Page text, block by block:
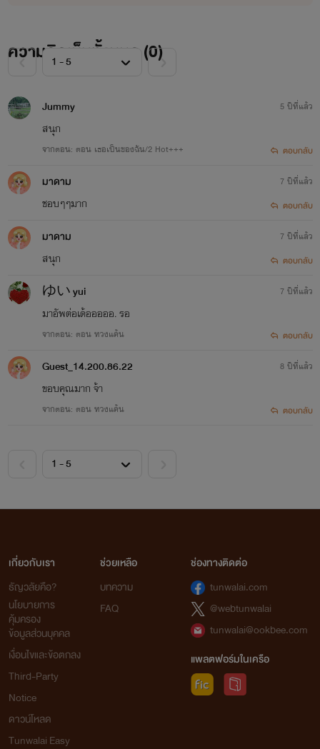
พล่าผลาญกันอย่างที่ไม่มีใคร ยอมให้กันหากใครใจอ่อนให้กับ
ความรักก่อน คือความพ่ายแพ้
พลอตอาจไม่แปลกใหม่ แต่ขอให้อ่านกันก่อนจะตัดสินว่า
สนุกหรือไม่ ***“ไม่ใช่เรื่องบ้าสักนิด แต่มันคือเรื่องจริง”ใบหน้ารก
เรื้อยื่นเข้ามาใกล้ ดวงตาคู่คมจ้องมองหญิงสาว กวาดสายตามอง
เธอด้วยประกายตาที่ทำให้คนถูกมองใจสั่น มือหน้าจับปลายคาง
ไม่ให้เธอหลบ นิ้วโป้งปาดไล้บนริมฝีปากล่างไปมา ก่อนจะยิ้มเย็น
เมื่อเห็นเธอสั่นไปทั้งตัว “เรื่องจริงที่ว่า เธอจะต้องเป็นเมียฉัน
และ...”เขาเน้นเสียง มือหนาเลื่อนไปลงมาตามลำคอ ลูบทรวงอก
อวบอิ่มผะแผ่ว ทำเอาหญิงสาวถดตัวหนี แต่เขากลับตะปบมือลง
ไปเคล้นคลึงแรงกว่าเดิม กระตุกยิ้มร้าย สายตาจดจ้องใบหน้างาม
ที่เริ่มซีดเผือดด้วยความกลัวราวกับกวางน้อยตื่นภัย มือคลายออก
จากทรวงงาม ค่อยๆ ไล้เรื่อยลงมายังหน้าท้องแบนราบ วางมือ
นิ่งอยู่ตรงนั้น ดวงตายังคงจดจ้องใบหน้าของเธอนิ่ง ริมฝีปากแย้ม
กว้างขึ้น หากแววตากลับดุกร้าว“และจะทำให้เธออุ้มท้องลูกของ
หรือจะจับเธอใส่ตะกร้าล้างน้ำให้หายอับอาย” ***
ความคิดเห็นทั้งหมด (0)
Jummy
สนุก
จากตอน: ตอน เธอเป็นของฉัน/2 Hot+++
5 ปีที่แล้ว
ตอบกลับ
มาดาม
ชอบๆๆมาก
7 ปีที่แล้ว
ตอบกลับ
มาดาม
สนุก
7 ปีที่แล้ว
ตอบกลับ
ゆい yui
มาอัพต่อเด้อออออ. รอ
จากตอน: ตอน ทวงแค้น
7 ปีที่แล้ว
ตอบกลับ
Guest_14.200.86.22
ขอบคุณมาก จ้า
จากตอน: ตอน ทวงแค้น
8 ปีที่แล้ว
ตอบกลับ
เกี่ยวกับเรา
ธัญวลัยคือ?
นโยบายการ
คุ้มครอง
ข้อมูลส่วนบุคคล
เงื่อนไขและข้อตกลง
Third-Party
Notice
ดาวน์โหลด
Tunwalai Easy
ช่วยเหลือ
บทความ
FAQ
ช่องทางติดต่อ
tunwalai.com
@webtunwalai
tunwalai@ookbee.com
แพลตฟอร์มในเครือ